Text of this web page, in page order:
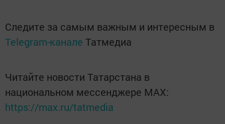
Следите за самым важным и интересным в
Telegram-канале Татмедиа
Читайте новости Татарстана в
национальном мессенджере MАХ:
https://max.ru/tatmedia